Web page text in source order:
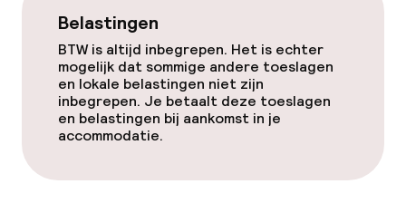
Bar
Eet- en drinkdiensten
Ontbijt à la carte
Roomservice
Belastingen
BTW is altijd inbegrepen. Het is echter
mogelijk dat sommige andere toeslagen
en lokale belastingen niet zijn
inbegrepen. Je betaalt deze toeslagen
en belastingen bij aankomst in je
accommodatie.